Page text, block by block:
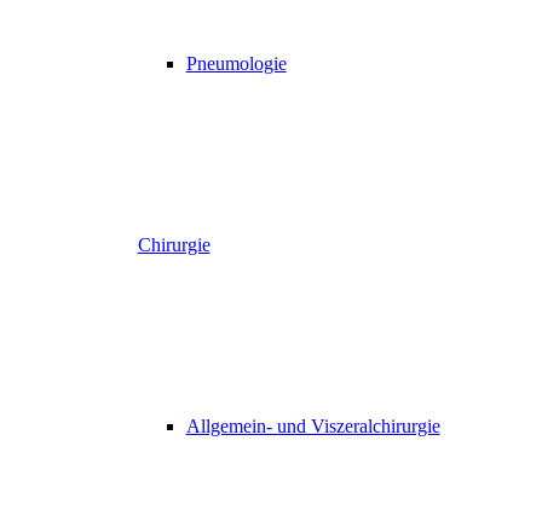
Pneumologie
Chirurgie
Allgemein- und Viszeralchirurgie